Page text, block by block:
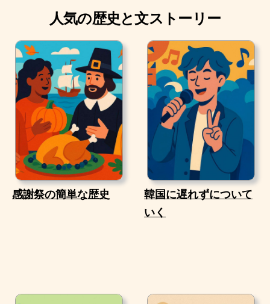
人気の歴史と文ストーリー
感謝祭の簡単な歴史
韓国に遅れずについて
いく